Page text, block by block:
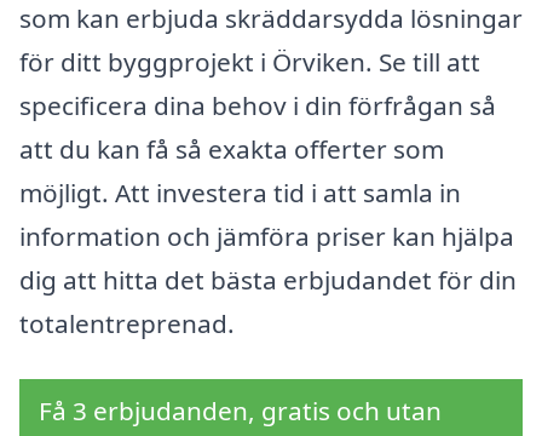
som kan erbjuda skräddarsydda lösningar
för ditt byggprojekt i Örviken. Se till att
specificera dina behov i din förfrågan så
att du kan få så exakta offerter som
möjligt. Att investera tid i att samla in
information och jämföra priser kan hjälpa
dig att hitta det bästa erbjudandet för din
totalentreprenad.
Få 3 erbjudanden, gratis och utan